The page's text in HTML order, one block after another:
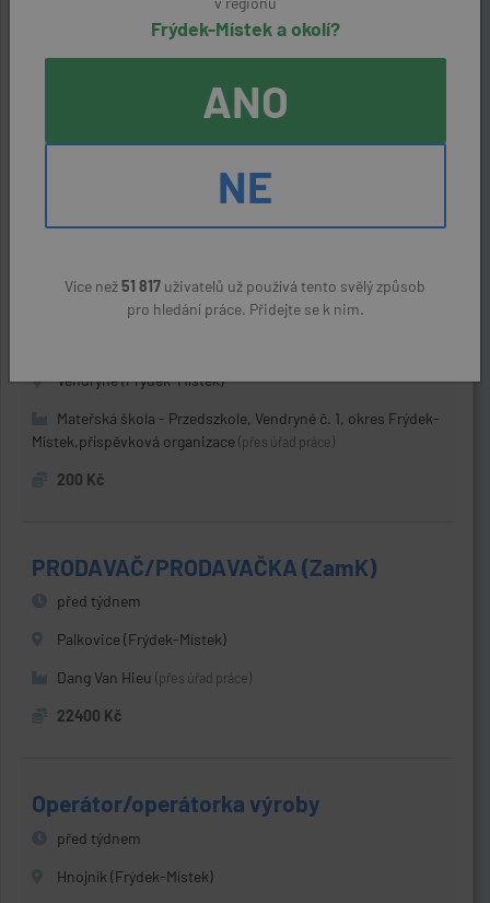
Vedoucí montáže a kompletace
Třinec (Frýdek-Místek)
(přes úřad práce)
Učitel/učitelka MŠ
Vendryně (Frýdek-Místek)
Mateřská škola - Przedszkole, Vendryně č. 1, okres Frýdek-
Místek,příspěvková organizace (přes úřad práce)
200 Kč
PRODAVAČ/PRODAVAČKA (ZamK)
před týdnem
Palkovice (Frýdek-Místek)
Dang Van Hieu (přes úřad práce)
22400 Kč
Operátor/operátorka výroby
před týdnem
Hnojník (Frýdek-Místek)
Frýdek-Místek a okolí?
ANO
NE
Více než51 817 uživatelů už používá tento svělý způsob
pro hledání práce. Přidejte se k nim.